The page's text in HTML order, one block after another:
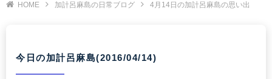
HOME 加計呂麻島の日常ブログ 4月14日の加計呂麻島の思い出
今日の加計呂麻島(2016/04/14)